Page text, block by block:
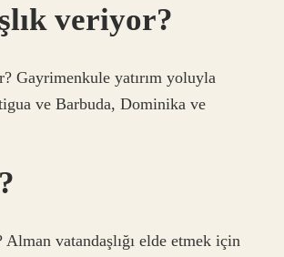
veriyor?
Gayrimenkule yatırım yoluyla
ve Barbuda, Dominika ve
vatandaşlığı elde etmek için